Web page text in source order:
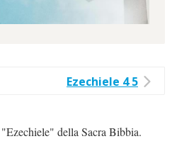
Ezechiele 4 5
della Sacra Bibbia.